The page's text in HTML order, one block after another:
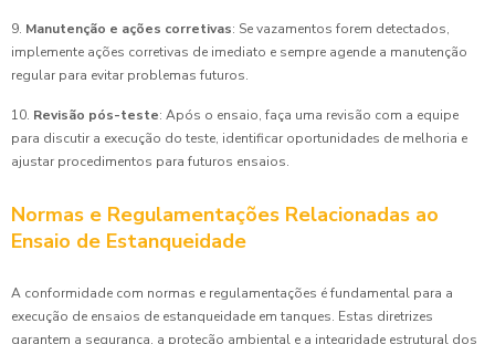
9. Manutenção e ações corretivas: Se vazamentos forem detectados,
implemente ações corretivas de imediato e sempre agende a manutenção
regular para evitar problemas futuros.
10. Revisão pós-teste: Após o ensaio, faça uma revisão com a equipe
para discutir a execução do teste, identificar oportunidades de melhoria e
ajustar procedimentos para futuros ensaios.
Normas e Regulamentações Relacionadas ao
Ensaio de Estanqueidade
A conformidade com normas e regulamentações é fundamental para a
execução de ensaios de estanqueidade em tanques. Estas diretrizes
garantem a segurança, a proteção ambiental e a integridade estrutural dos